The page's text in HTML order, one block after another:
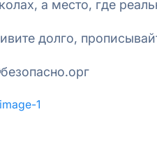
а место, где
долго,